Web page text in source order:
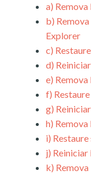
a)
b)
Explorer
c)
d)
e)
f)
g)
h)
i)
j)
k)